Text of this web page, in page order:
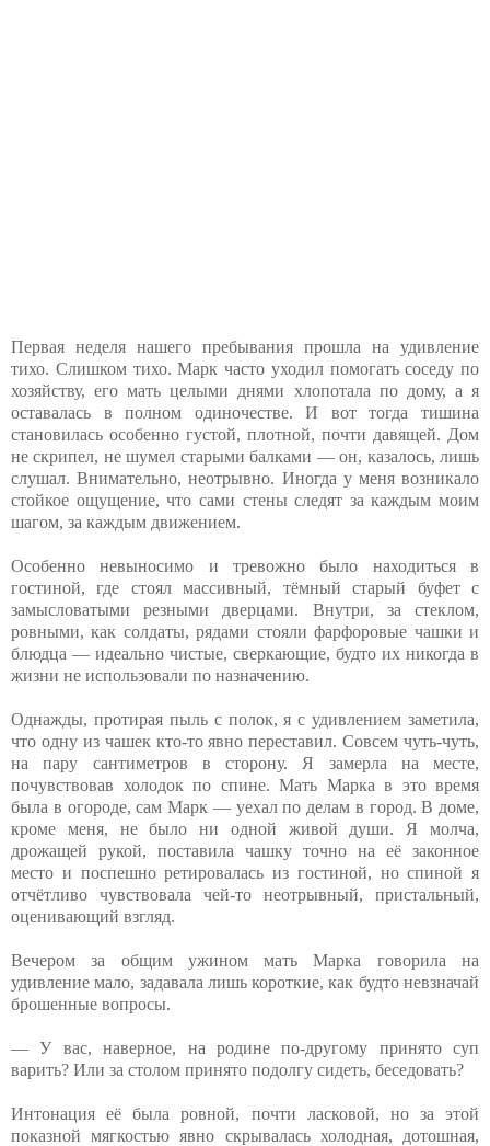
Первая неделя нашего пребывания прошла на удивление
тихо. Слишком тихо. Марк часто уходил помогать соседу по
хозяйству, его мать целыми днями хлопотала по дому, а я
оставалась в полном одиночестве. И вот тогда тишина
становилась особенно густой, плотной, почти давящей. Дом
не скрипел, не шумел старыми балками — он, казалось, лишь
слушал. Внимательно, неотрывно. Иногда у меня возникало
стойкое ощущение, что сами стены следят за каждым моим
шагом, за каждым движением.
Особенно невыносимо и тревожно было находиться в
гостиной, где стоял массивный, тёмный старый буфет с
замысловатыми резными дверцами. Внутри, за стеклом,
ровными, как солдаты, рядами стояли фарфоровые чашки и
блюдца — идеально чистые, сверкающие, будто их никогда в
жизни не использовали по назначению.
Однажды, протирая пыль с полок, я с удивлением заметила,
что одну из чашек кто-то явно переставил. Совсем чуть-чуть,
на пару сантиметров в сторону. Я замерла на месте,
почувствовав холодок по спине. Мать Марка в это время
была в огороде, сам Марк — уехал по делам в город. В доме,
кроме меня, не было ни одной живой души. Я молча,
дрожащей рукой, поставила чашку точно на её законное
место и поспешно ретировалась из гостиной, но спиной я
отчётливо чувствовала чей-то неотрывный, пристальный,
оценивающий взгляд.
Вечером за общим ужином мать Марка говорила на
удивление мало, задавала лишь короткие, как будто невзначай
брошенные вопросы.
— У вас, наверное, на родине по-другому принято суп
варить? Или за столом принято подолгу сидеть, беседовать?
Интонация её была ровной, почти ласковой, но за этой
показной мягкостью явно скрывалась холодная, дотошная,